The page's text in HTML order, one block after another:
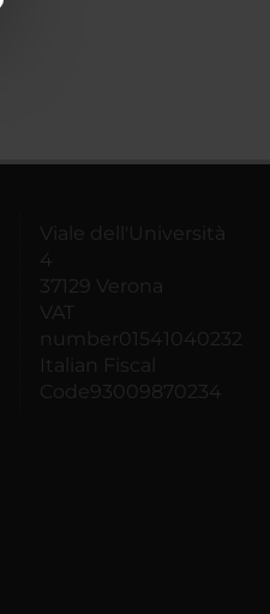
Viale dell'Università
4
37129 Verona
VAT
number01541040232
Italian Fiscal
Code93009870234